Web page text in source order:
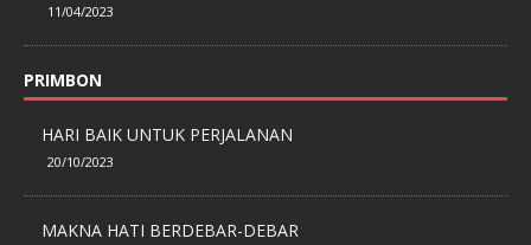
11/04/2023
PRIMBON
HARI BAIK UNTUK PERJALANAN
20/10/2023
MAKNA HATI BERDEBAR-DEBAR